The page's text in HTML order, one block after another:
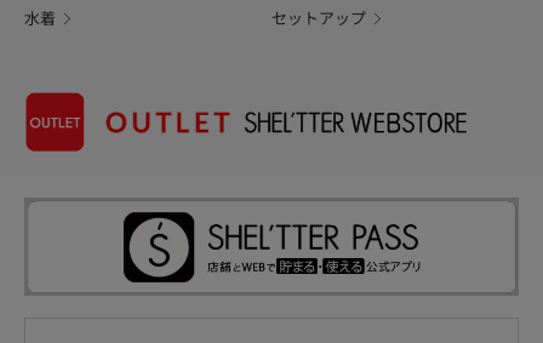
水着 セットアップ